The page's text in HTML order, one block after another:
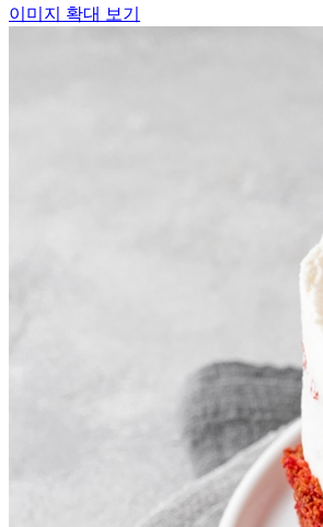
이미지 확대 보기